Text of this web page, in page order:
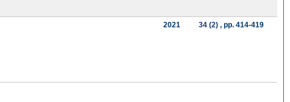
2021 34 (2), pp. 414-419